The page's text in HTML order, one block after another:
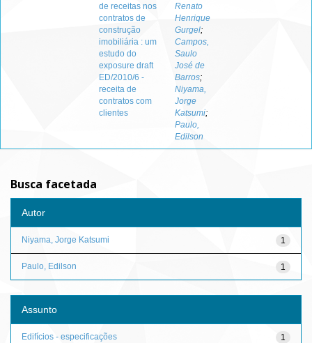
de receitas nos
contratos de
construção
imobiliária : um
estudo do
exposure draft
ED/2010/6 -
receita de
contratos com
clientes
Renato
Henrique
Gurgel;
Campos,
Saulo
José de
Barros;
Niyama,
Jorge
Katsumi;
Paulo,
Edilson
Busca facetada
Autor
1
Niyama, Jorge Katsumi
1
Paulo, Edilson
Assunto
1
Edifícios - especificações